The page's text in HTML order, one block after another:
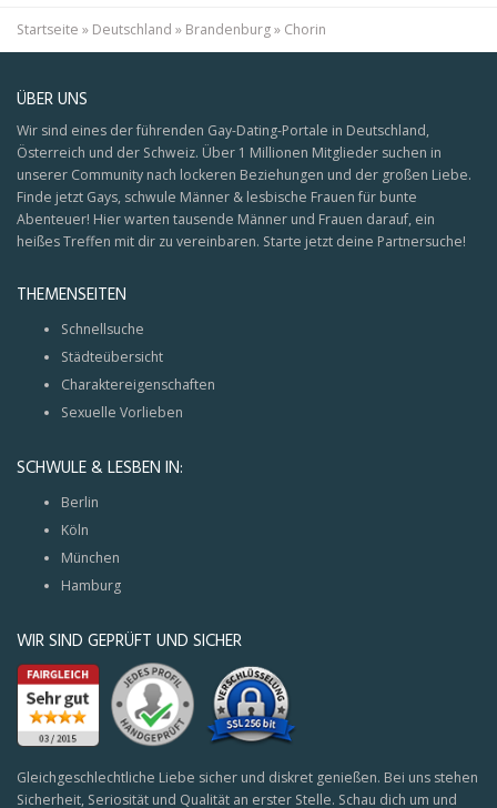
Startseite » Deutschland » Brandenburg» Chorin
ÜBER UNS
Wir sind eines der führenden Gay-Dating-Portale in Deutschland,
Österreich und der Schweiz. Über 1 Millionen Mitglieder suchen in
unserer Community nach lockeren Beziehungen und der großen Liebe.
Finde jetzt Gays, schwule Männer & lesbische Frauen für bunte
Abenteuer! Hier warten tausende Männer und Frauen darauf, ein
heißes Treffen mit dir zu vereinbaren. Starte jetzt deine Partnersuche!
THEMENSEITEN
Schnellsuche
Städteübersicht
Charaktereigenschaften
Sexuelle Vorlieben
SCHWULE & LESBEN IN:
Berlin
Köln
München
Hamburg
WIR SIND GEPRÜFT UND SICHER
Gleichgeschlechtliche Liebe sicher und diskret genießen. Bei uns stehen
Sicherheit, Seriosität und Qualität an erster Stelle. Schau dich um und